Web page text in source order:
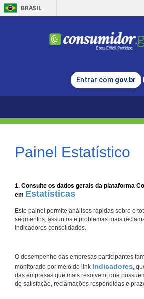
BRASIL
Entrar com gov.br
Painel Estatístico
1. Consulte os dados gerais da plataforma
em Estatísticas
Este painel permite análises rápidas sobre o
segmentos, assuntos e problemas mais
indicadores consolidados.
O desempenho das empresas participantes
monitorado por meio do link Indicadores,
das empresas que mais resolvem, que
de satisfação, reclamações respondidas e